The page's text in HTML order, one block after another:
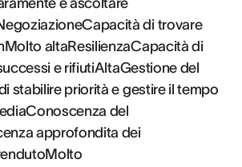
e ascoltare
di trovare
altaResilienzaCapacità di
e rifiutiAltaGestione del
stabilire priorità e gestire il tempo
del
approfondita dei